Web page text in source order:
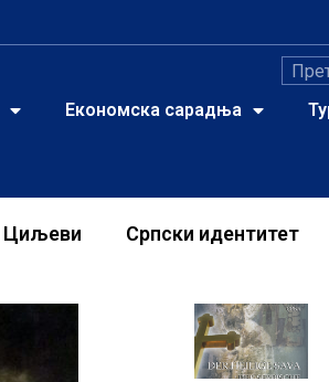
Економска сарадња
Циљеви Српски идентитет